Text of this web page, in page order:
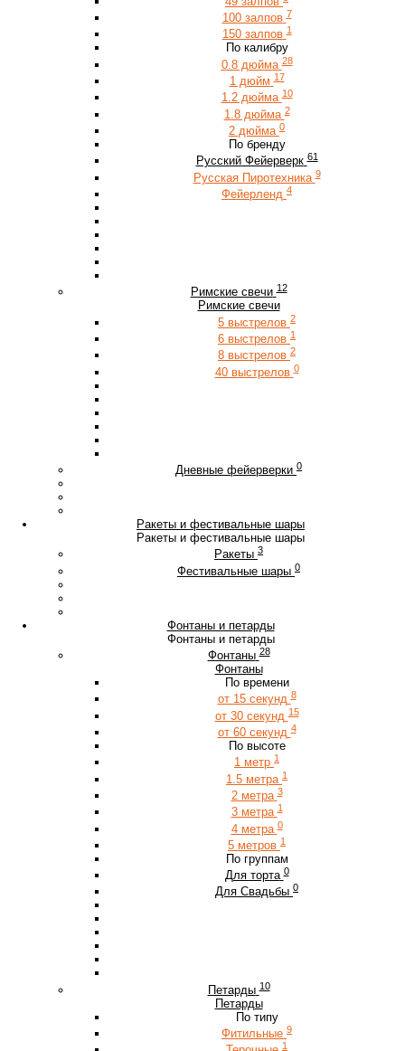
100 залпов 7
150 залпов 1
По калибру
0.8 дюйма 28
1 дюйм 17
1.2 дюйма 10
1.8 дюйма 2
2 дюйма 0
По бренду
Русский Фейерверк 61
Русская Пиротехника 9
Фейерленд 4
Римские свечи 12
Римские свечи
5 выстрелов 2
6 выстрелов 1
8 выстрелов 2
40 выстрелов 0
Дневные фейерверки 0
Ракеты и фестивальные шары
Ракеты и фестивальные шары
Ракеты 3
Фестивальные шары 0
Фонтаны и петарды
Фонтаны и петарды
Фонтаны 28
Фонтаны
По времени
от 15 секунд 8
от 30 секунд 15
от 60 секунд 4
По высоте
1 метр 1
1.5 метра 1
2 метра 3
3 метра 1
4 метра 0
5 метров 1
По группам
Для торта 0
Для Свадьбы 0
Петарды 10
Петарды
По типу
Фитильные 9
1